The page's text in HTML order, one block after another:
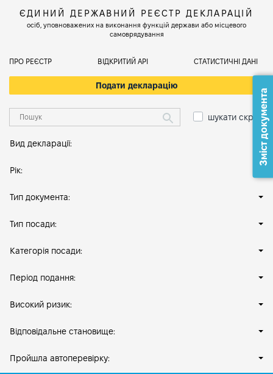
ЄДИНИЙ ДЕРЖАВНИЙ РЕЄСТР ДЕКЛАРАЦІЙ
осіб, уповноважених на виконання функцій держави або місцевого
самоврядування
ПРО РЕЄСТР ВІДКРИТИЙ АРІ СТАТИСТИЧНІ ДАНІ
Подати декларацію
шукати скрізь
Вид декларації:
Рік:
Тип документа:
Тип посади:
Категорія посади:
Період подання:
Високий ризик:
Відповідальне становище:
Пройшла автоперевірку:
Зміст документа